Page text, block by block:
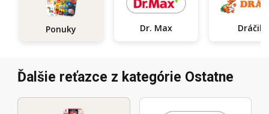
Ponuky Dr. Max Dráčik
Ďalšie reťazce z kategórie Ostatne